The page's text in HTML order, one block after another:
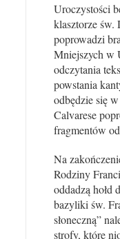
Uroczystości
klasztorze św.
poprowadzi
Mniejszych w
odczytania
powstania
odbędzie się
Calvarese
fragmentów
Na
Rodziny
oddadzą hołd
bazyliki św.
słoneczną”
strofy, które